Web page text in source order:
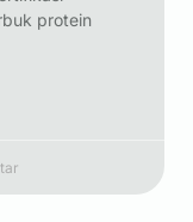
protein